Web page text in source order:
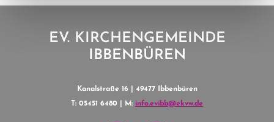
EV. KIRCHENGEMEINDE
IBBENBÜREN
Kanalstraße 16 | 49477 Ibbenbüren
T: 05451 6480 | M: info.evibb@ekvw.de